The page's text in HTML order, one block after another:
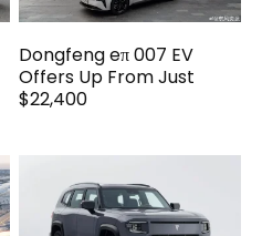
Dongfeng eπ 007 EV
Offers Up From Just
$22,400